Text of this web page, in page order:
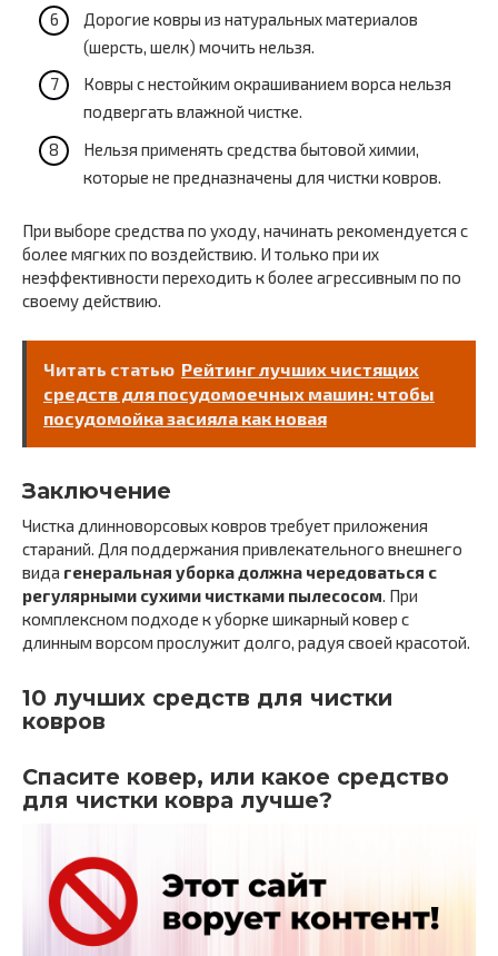
Дорогие ковры из натуральных материалов
(шерсть, шелк) мочить нельзя.
Ковры с нестойким окрашиванием ворса нельзя
подвергать влажной чистке.
Нельзя применять средства бытовой химии,
которые не предназначены для чистки ковров.
При выборе средства по уходу, начинать рекомендуется с
более мягких по воздействию. И только при их
неэффективности переходить к более агрессивным по по
своему действию.
Читать статью Рейтинг лучших чистящих
средств для посудомоечных машин: чтобы
посудомойка засияла как новая
Заключение
Чистка длинноворсовых ковров требует приложения
стараний. Для поддержания привлекательного внешнего
вида генеральная уборка должна чередоваться с
регулярными сухими чистками пылесосом. При
комплексном подходе к уборке шикарный ковер с
длинным ворсом прослужит долго, радуя своей красотой.
10 лучших средств для чистки
ковров
Спасите ковер, или какое средство
для чистки ковра лучше?